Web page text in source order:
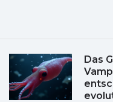
Das